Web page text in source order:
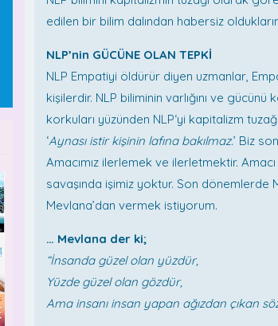
edilen bir bilim dalından habersiz
NLP’nin GÜCÜNE OLAN TEPKİ
NLP Empatiyi öldürür diyen uzmanlar,
kişilerdir. NLP biliminin varlığını ve gücünü
korkuları yüzünden NLP‘yi kapitalizm
‘Aynası istir kişinin lafına bakılmaz.’ Biz
Amacımız ilerlemek ve ilerletmektir.
savaşında işimiz yoktur. Son dönemlerde
Mevlana’dan vermek istiyorum.
… Mevlana der ki;
“İnsanda güzel olan yüzdür,
Yüzde güzel olan gözdür,
Ama insanı insan yapan ağızdan çıkan